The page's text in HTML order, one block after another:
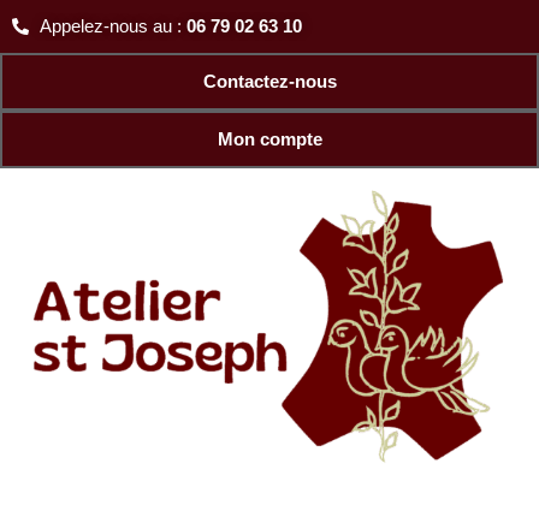
Appelez-nous au : 06 79 02 63 10
Contactez-nous
Mon compte
de
Sandales
femme